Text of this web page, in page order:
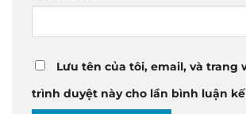
Lưu tên của tôi, email, và trang
trình duyệt này cho lần bình luận